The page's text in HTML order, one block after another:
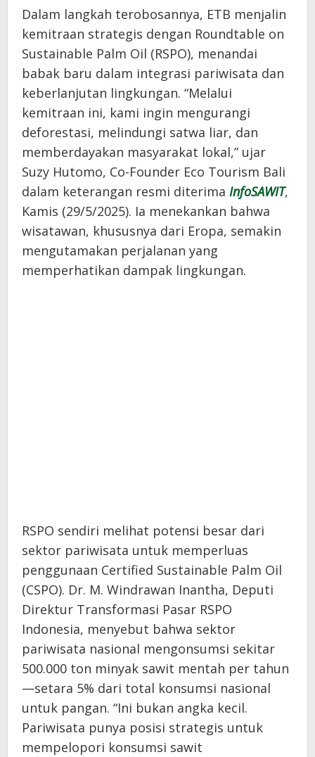
Dalam langkah terobosannya, ETB menjalin
kemitraan strategis dengan Roundtable on
Sustainable Palm Oil (RSPO), menandai
babak baru dalam integrasi pariwisata dan
keberlanjutan lingkungan. “Melalui
kemitraan ini, kami ingin mengurangi
deforestasi, melindungi satwa liar, dan
memberdayakan masyarakat lokal,” ujar
Suzy Hutomo, Co-Founder Eco Tourism Bali
dalam keterangan resmi diterima InfoSAWIT,
Kamis (29/5/2025). Ia menekankan bahwa
wisatawan, khususnya dari Eropa, semakin
mengutamakan perjalanan yang
memperhatikan dampak lingkungan.
RSPO sendiri melihat potensi besar dari
sektor pariwisata untuk memperluas
penggunaan Certified Sustainable Palm Oil
(CSPO). Dr. M. Windrawan Inantha, Deputi
Direktur Transformasi Pasar RSPO
Indonesia, menyebut bahwa sektor
pariwisata nasional mengonsumsi sekitar
500.000 ton minyak sawit mentah per tahun
—setara 5% dari total konsumsi nasional
untuk pangan. “Ini bukan angka kecil.
Pariwisata punya posisi strategis untuk
mempelopori konsumsi sawit